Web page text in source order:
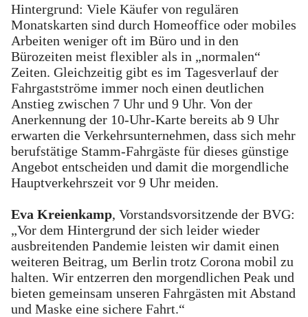
Hintergrund: Viele Käufer von regulären
Monatskarten sind durch Homeoffice oder mobiles
Arbeiten weniger oft im Büro und in den
Bürozeiten meist flexibler als in „normalen“
Zeiten. Gleichzeitig gibt es im Tagesverlauf der
Fahrgastströme immer noch einen deutlichen
Anstieg zwischen 7 Uhr und 9 Uhr. Von der
Anerkennung der 10-Uhr-Karte bereits ab 9 Uhr
erwarten die Verkehrsunternehmen, dass sich mehr
berufstätige Stamm-Fahrgäste für dieses günstige
Angebot entscheiden und damit die morgendliche
Hauptverkehrszeit vor 9 Uhr meiden.
Eva Kreienkamp, Vorstandsvorsitzende der BVG:
„Vor dem Hintergrund der sich leider wieder
ausbreitenden Pandemie leisten wir damit einen
weiteren Beitrag, um Berlin trotz Corona mobil zu
halten. Wir entzerren den morgendlichen Peak und
bieten gemeinsam unseren Fahrgästen mit Abstand
und Maske eine sichere Fahrt.“